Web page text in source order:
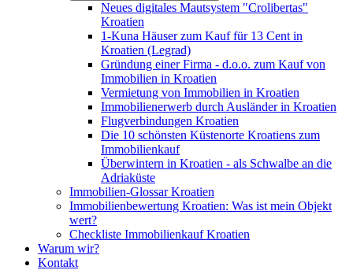
Neues digitales Mautsystem "Crolibertas"
Kroatien
1-Kuna Häuser zum Kauf für 13 Cent in
Kroatien (Legrad)
Gründung einer Firma - d.o.o. zum Kauf von
Immobilien in Kroatien
Vermietung von Immobilien in Kroatien
Immobilienerwerb durch Ausländer in Kroatien
Flugverbindungen Kroatien
Die 10 schönsten Küstenorte Kroatiens zum
Immobilienkauf
Überwintern in Kroatien - als Schwalbe an die
Adriaküste
Immobilien-Glossar Kroatien
Immobilienbewertung Kroatien: Was ist mein Objekt
wert?
Checkliste Immobilienkauf Kroatien
Warum wir?
Kontakt